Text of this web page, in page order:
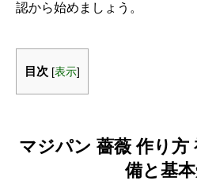
認から始めましょう。
目次 [表示]
マジパン 薔薇 作り方
備と基